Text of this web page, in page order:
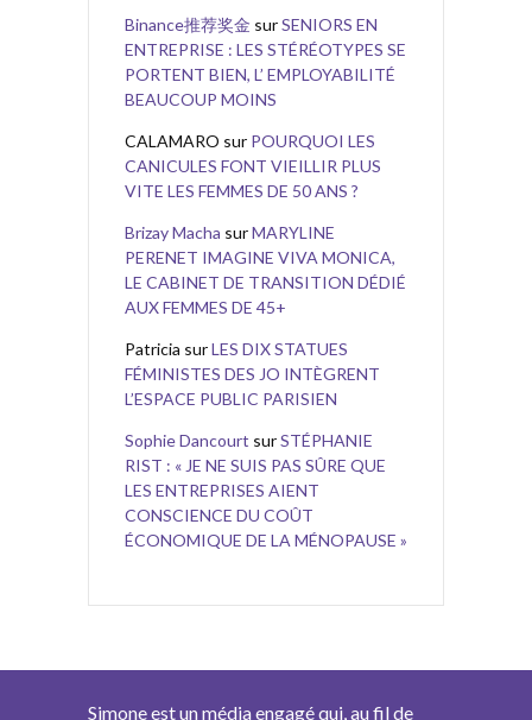
Binance推荐奖金 surSENIORS EN
ENTREPRISE : LES STÉRÉOTYPES SE
PORTENT BIEN, L’ EMPLOYABILITÉ
BEAUCOUP MOINS
CALAMARO sur POURQUOI LES
CANICULES FONT VIEILLIR PLUS
VITE LES FEMMES DE 50 ANS ?
Brizay Macha surMARYLINE
PERENET IMAGINE VIVA MONICA,
LE CABINET DE TRANSITION DÉDIÉ
AUX FEMMES DE 45+
Patricia surLES DIX STATUES
FÉMINISTES DES JO INTÈGRENT
L’ESPACE PUBLIC PARISIEN
Sophie Dancourt surSTÉPHANIE
RIST : « JE NE SUIS PAS SÛRE QUE
LES ENTREPRISES AIENT
CONSCIENCE DU COÛT
ÉCONOMIQUE DE LA MÉNOPAUSE »
Simone est un média engagé qui, au fil de